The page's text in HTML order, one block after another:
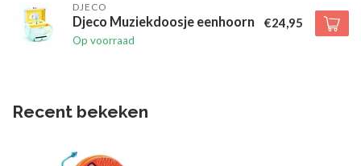
DJECO
Djeco Muziekdoosje eenhoorn
Op voorraad
€24,95
Recent bekeken